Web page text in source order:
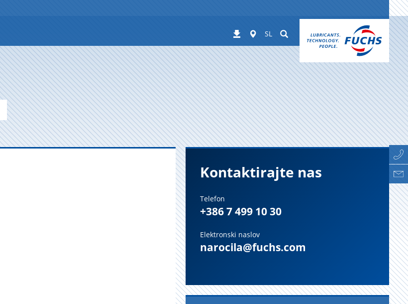
PrenosiWorldwide
SL Suchen
Kontaktirajte nas
Telefon
+386 7 499 10 30
Elektronski naslov
narocila@fuchs.com